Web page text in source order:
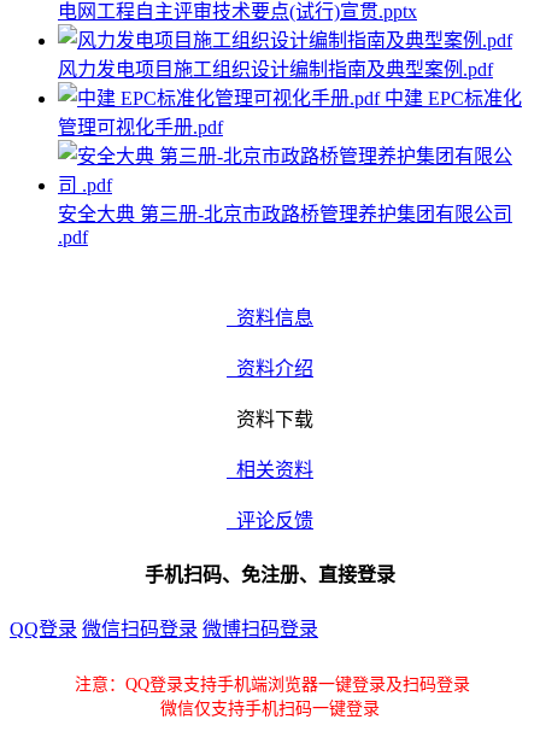
电网工程自主评审技术要点(试行)宣贯.pptx
风力发电项目施工组织设计编制指南及典型案例.pdf
中建 EPC标准化
管理可视化手册.pdf
安全大典 第三册-北京市政路桥管理养护集团有限公司
.pdf
资料信息
资料介绍
资料下载
相关资料
评论反馈
手机扫码、免注册、直接登录
QQ登录 微信扫码登录 微博扫码登录
注意：QQ登录支持手机端浏览器一键登录及扫码登录
微信仅支持手机扫码一键登录